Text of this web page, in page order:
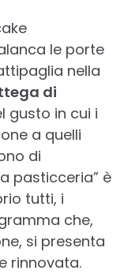
le porte
nella
di
gusto in cui i
a quelli
di
pasticceria” è
tutti, i
che,
si presenta
rinnovata.